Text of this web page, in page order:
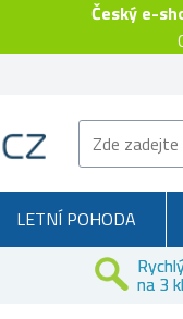
Český e-
LETNÍ POHODA
na 3